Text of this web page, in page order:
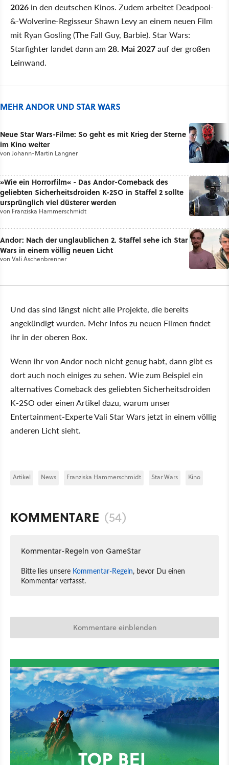
2026 in den deutschen Kinos. Zudem arbeitet Deadpool-
&-Wolverine-Regisseur Shawn Levy an einem neuen Film
mit Ryan Gosling (The Fall Guy, Barbie). Star Wars:
Starfighter landet dann am28. Mai 2027auf der großen
Leinwand.
MEHR ANDOR UND STAR WARS
Neue Star Wars-Filme: So geht es mit Krieg der Sterne
im Kino weiter
vonJohann-Martin Langner
»Wie ein Horrorfilm« - Das Andor-Comeback des
geliebten Sicherheitsdroiden K-2SO in Staffel 2 sollte
ursprünglich viel düsterer werden
von Franziska Hammerschmidt
Andor: Nach der unglaublichen 2. Staffel sehe ich Star
Wars in einem völlig neuen Licht
vonVali Aschenbrenner
Und das sind längst nicht alle Projekte, die bereits
angekündigt wurden. Mehr Infos zu neuen Filmen findet
ihr in der oberen Box.
Wenn ihr von Andor noch nicht genug habt, dann gibt es
dort auch noch einiges zu sehen. Wie zum Beispiel ein
alternatives Comeback des geliebten Sicherheitsdroiden
K-2SO oder einen Artikel dazu, warum unser
Entertainment-Experte Vali Star Wars jetzt in einem völlig
anderen Licht sieht.
Artikel News Franziska Hammerschmidt Star Wars Kino
KOMMENTARE (54)
Kommentar-Regeln von GameStar
Bitte lies unsere Kommentar-Regeln, bevor Du einen
Kommentar verfasst.
Kommentare einblenden